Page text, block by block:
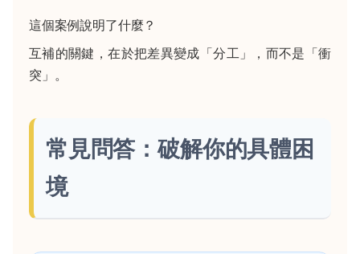
這個案例說明了什麼？
互補的關鍵，在於把差異變成「分工」，而不是「衝
突」。
常見問答：破解你的具體困
境